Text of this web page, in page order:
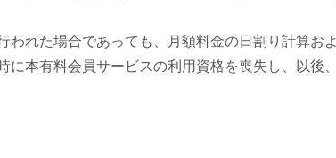
われた場合であっても、月額料金の日割り計算
に本有料会員サービスの利用資格を喪失し、以